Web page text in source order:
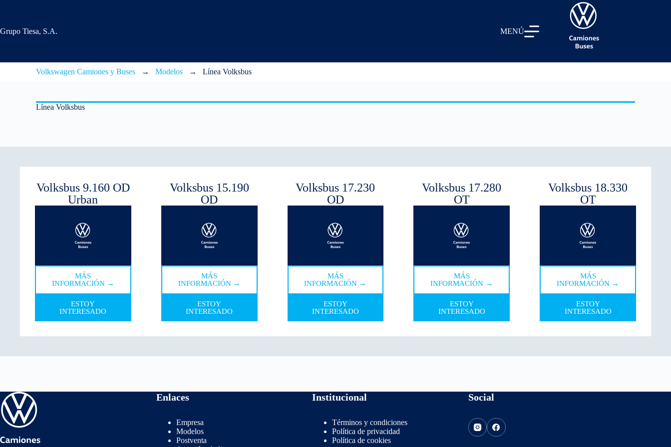
Grupo Tiesa, S.A. MENÚ
Volkswagen Camiones y Buses → Modelos → Línea Volksbus
Línea Volksbus
Volksbus 9.160 OD
Urban
MÁS
INFORMACIÓN →
ESTOY
INTERESADO
Volksbus 15.190
OD
MÁS
INFORMACIÓN →
ESTOY
INTERESADO
Volksbus 17.230
OD
MÁS
INFORMACIÓN →
ESTOY
INTERESADO
Volksbus 17.280
OT
MÁS
INFORMACIÓN →
ESTOY
INTERESADO
Volksbus 18.330
OT
MÁS
INFORMACIÓN →
ESTOY
INTERESADO
Enlaces
Empresa
Modelos
Postventa
Institucional
Términos y condiciones
Política de privacidad
Política de cookies
Social